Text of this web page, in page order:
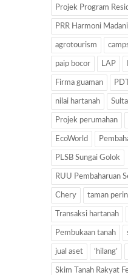
Projek Program
PRR Harmoni
agrotourism
paip bocor LAP
Firma guaman PDT
nilai hartanah
Projek perumahan
EcoWorld
PLSB Sungai Golok
RUU Pembaharuan
Chery taman
Transaksi hartanah
Pembukaan tanah
jual aset ‘hilang’
Skim Tanah Rakyat